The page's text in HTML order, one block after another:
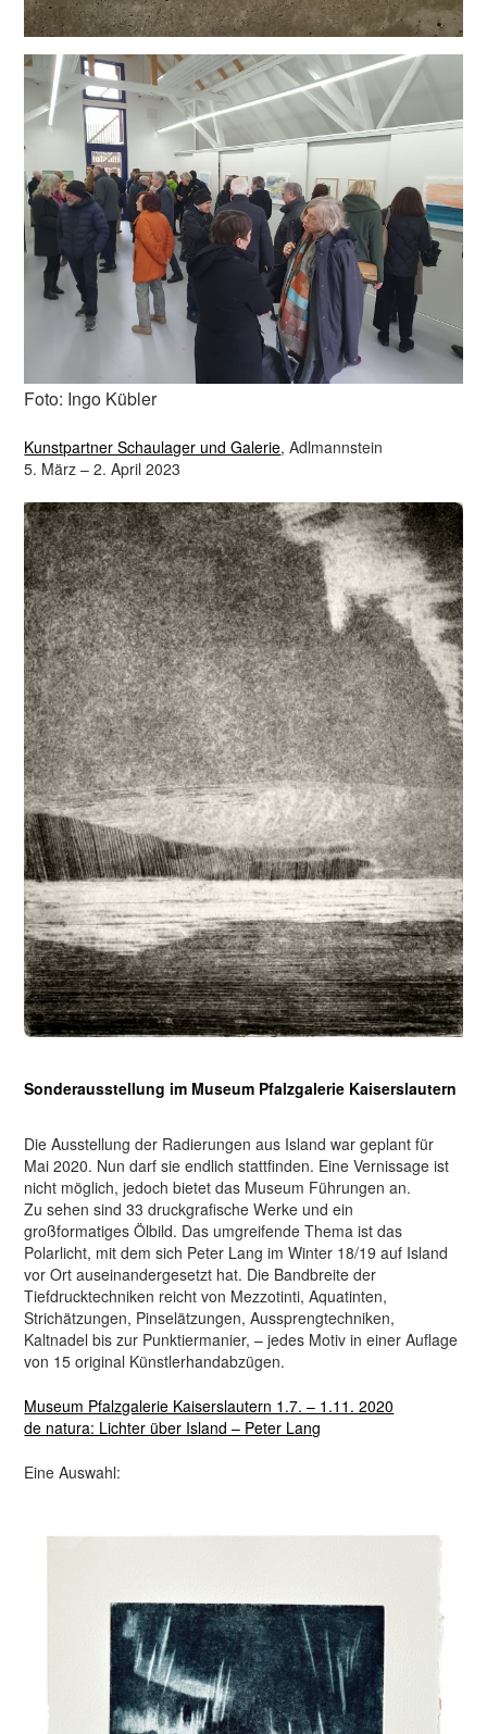
Foto: Ingo Kübler
Kunstpartner Schaulager und Galerie, Adlmannstein
5. März – 2. April 2023
Sonderausstellung im Museum Pfalzgalerie Kaiserslautern
Die Ausstellung der Radierungen aus Island war geplant für
Mai 2020. Nun darf sie endlich stattfinden. Eine Vernissage ist
nicht möglich, jedoch bietet das Museum Führungen an.
Zu sehen sind 33 druckgrafische Werke und ein
großformatiges Ölbild. Das umgreifende Thema ist das
Polarlicht, mit dem sich Peter Lang im Winter 18/19 auf Island
vor Ort auseinandergesetzt hat. Die Bandbreite der
Tiefdrucktechniken reicht von Mezzotinti, Aquatinten,
Strichätzungen, Pinselätzungen, Aussprengtechniken,
Kaltnadel bis zur Punktiermanier, – jedes Motiv in einer Auflage
von 15 original Künstlerhandabzügen.
Museum Pfalzgalerie Kaiserslautern 1.7. – 1.11. 2020
de natura: Lichter über Island – Peter Lang
Eine Auswahl: